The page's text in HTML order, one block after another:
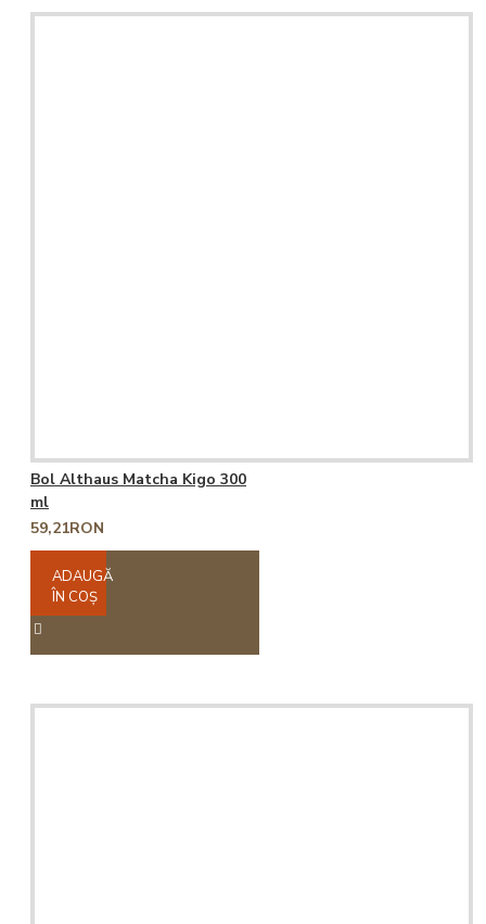
Bol Althaus Matcha Kigo 300
ml
59,21RON
ADAUGĂ
ÎN COŞ